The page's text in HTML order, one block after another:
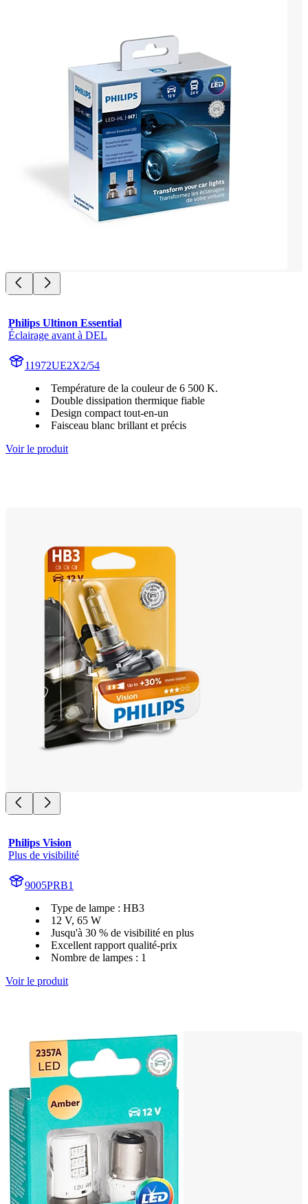
Philips Ultinon Essential
Éclairage avant à DEL
11972UE2X2/54
Température de la couleur de 6 500 K.
Double dissipation thermique fiable
Design compact tout-en-un
Faisceau blanc brillant et précis
Voir le produit
Philips Vision
Plus de visibilité
9005PRB1
Type de lampe : HB3
12 V, 65 W
Jusqu'à 30 % de visibilité en plus
Excellent rapport qualité-prix
Nombre de lampes : 1
Voir le produit